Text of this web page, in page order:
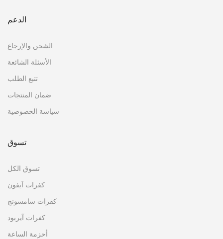
الدعم
الشحن والإرجاع
الأسئلة الشائعة
تتبع الطلب
ضمان المنتجات
سياسة الخصوصية
تسوق
تسوق الكل
كفرات آيفون
كفرات سامسونج
كفرات آيربود
أحزمة الساعة